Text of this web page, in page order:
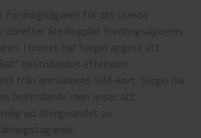
fordringsägaren för att utreda
därefter återkopplat fordringsägarens
I brevet har Sergel angett att
bestridandet eftersom
från anmälarens SIM-kort. Sergel har
bestridande men anser att
vid återgivandet av